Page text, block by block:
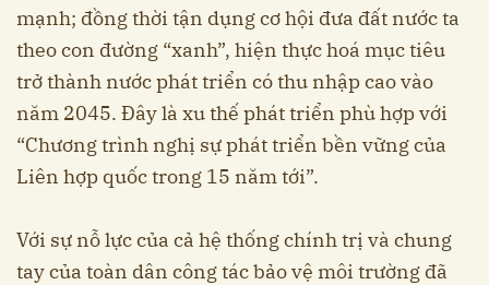
mạnh; đồng thời tận dụng cơ hội đưa đất nước ta
theo con đường “xanh”, hiện thực hoá mục tiêu
trở thành nước phát triển có thu nhập cao vào
năm 2045. Đây là xu thế phát triển phù hợp với
“Chương trình nghị sự phát triển bền vững của
Liên hợp quốc trong 15 năm tới”.
Với sự nỗ lực của cả hệ thống chính trị và chung
tay của toàn dân công tác bảo vệ môi trường đã